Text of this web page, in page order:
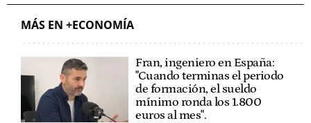
MÁS EN +ECONOMÍA
Fran, ingeniero en España:
"Cuando terminas el periodo
de formación, el sueldo
mínimo ronda los 1.800
euros al mes".